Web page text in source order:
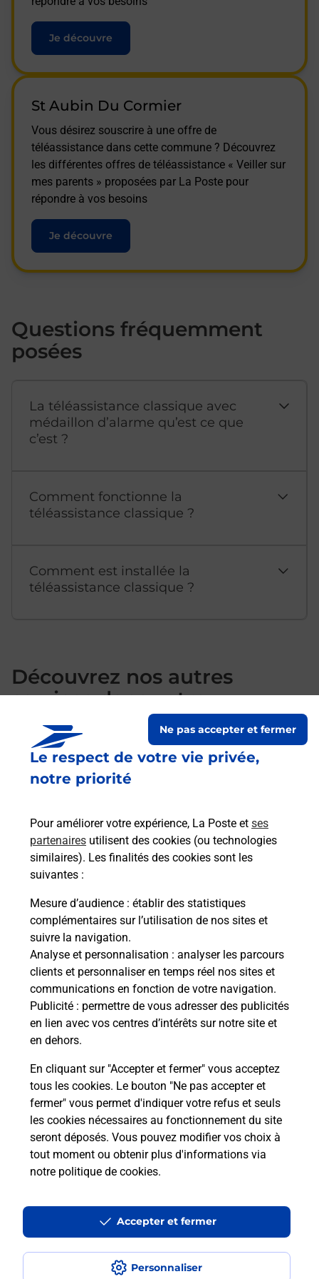
Le respect de votre vie privée,
notre priorité
Pour améliorer votre expérience, La Poste et ses
partenaires utilisent des cookies (ou technologies
similaires). Les finalités des cookies sont les
suivantes :
Mesure d’audience : établir des statistiques
complémentaires sur l’utilisation de nos sites et
suivre la navigation.
Analyse et personnalisation : analyser les parcours
clients et personnaliser en temps réel nos sites et
communications en fonction de votre navigation.
Publicité : permettre de vous adresser des publicités
en lien avec vos centres d’intérêts sur notre site et
en dehors.
En cliquant sur "Accepter et fermer" vous acceptez
tous les cookies. Le bouton "Ne pas accepter et
fermer" vous permet d'indiquer votre refus et seuls
les cookies nécessaires au fonctionnement du site
seront déposés. Vous pouvez modifier vos choix à
tout moment ou obtenir plus d'informations via
notre politique de cookies.
Personnaliser
Ne pas accepter et fermer
Accepter et fermer
Je découvre
St Aubin Du Cormier
Vous désirez souscrire à une offre de
téléassistance dans cette commune ? Découvrez
les différentes offres de téléassistance « Veiller sur
mes parents » proposées par La Poste pour
répondre à vos besoins
Je découvre
Questions fréquemment
posées
La téléassistance classique avec
médaillon d’alarme qu’est ce que
c’est ?
Comment fonctionne la
téléassistance classique ?
Comment est installée la
téléassistance classique ?
Découvrez nos autres
services dans votre
commune Fougeres
S'inscrire au code de la route
Vous cherchez à passer votre code de la route auto
ou moto dans la commune Fougeres ? Découvrez
toutes nos solutions.
En savoir plus
Localiser Liste
Liste - téléassistance
Ille-et-Vilaine - téléassistance
Fougeres - téléassistance
Accessibilité : partiellement conforme
Conditions contractuelles